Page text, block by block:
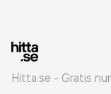
Hitta.se - Gratis